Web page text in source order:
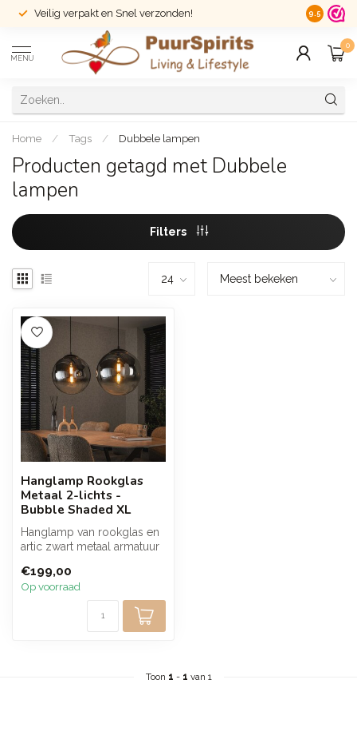
Veilig verpakt en Snel verzonden! 14 dagen
9.5
MENU
0
Home / Tags / Dubbele lampen
Producten getagd met Dubbele
lampen
Filters
Hanglamp Rookglas
Metaal 2-lichts -
Bubble Shaded XL
Hanglamp van rookglas en
artic zwart metaal armatuur
zo...
€199,00
Op voorraad
Toon 1 - 1 van 1